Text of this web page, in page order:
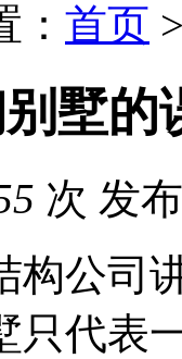
首页 >
墅的
次 发
构公司
只代表